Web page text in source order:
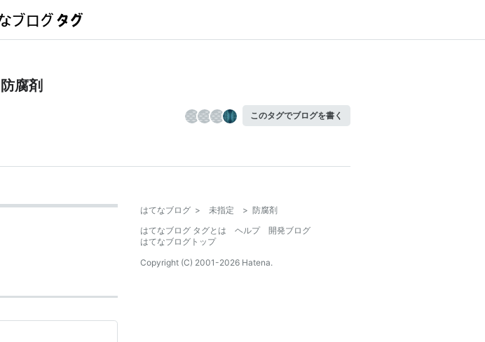
防腐剤
このタグでブログを書く
はてなブログ > 未指定 > 防腐剤
はてなブログ タグとは
ヘルプ
開発ブログ
はてなブログトップ
Copyright (C) 2001-2026 Hatena.